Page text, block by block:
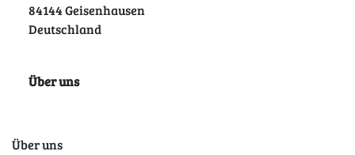
84144 Geisenhausen
Deutschland
Über uns
Über uns